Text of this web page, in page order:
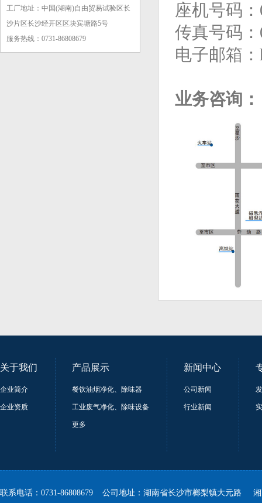
工厂地址：中国(湖南)自由贸易试验区长
沙片区长沙经开区区块宾塘路5号
服务热线：0731-86808679
座机号码：
传真号码：
电子邮箱：
业务咨询：
关于我们
企业简介
企业资质
产品展示
餐饮油烟净化、除味器
工业废气净化、除味设备
更多
新闻中心
公司新闻
行业新闻
联系电话：0731-86808679 公司地址：湖南省长沙市榔梨镇大元路 湘